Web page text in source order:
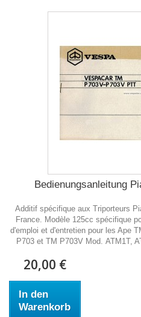
Bedienungsanleitung
Additif spécifique aux Triporteurs
France. Modèle 125cc spécifique
d'emploi et d'entretien pour les Ape
P703 et TM P703V Mod. ATM1T,
20,00 €
In den
Warenkorb